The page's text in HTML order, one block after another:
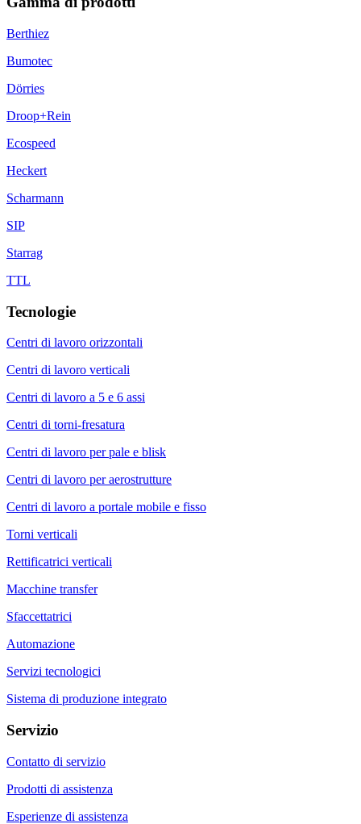
Berthiez
Bumotec
Dörries
Droop+Rein
Ecospeed
Heckert
Scharmann
SIP
Starrag
TTL
Tecnologie
Centri di lavoro orizzontali
Centri di lavoro verticali
Centri di lavoro a 5 e 6 assi
Centri di torni-fresatura
Centri di lavoro per pale e blisk
Centri di lavoro per aerostrutture
Centri di lavoro a portale mobile e fisso
Torni verticali
Rettificatrici verticali
Macchine transfer
Sfaccettatrici
Automazione
Servizi tecnologici
Sistema di produzione integrato
Servizio
Contatto di servizio
Prodotti di assistenza
Esperienze di assistenza